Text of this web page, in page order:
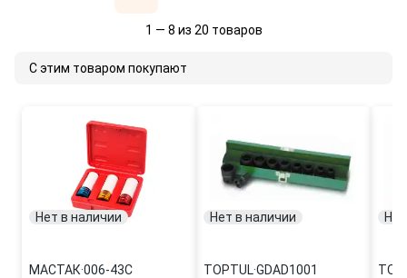
1 — 8 из 20 товаров
С этим товаром покупают
Нет в наличии
МАСТАК·006-43C
Нет в наличии
TOPTUL·GDAD1001